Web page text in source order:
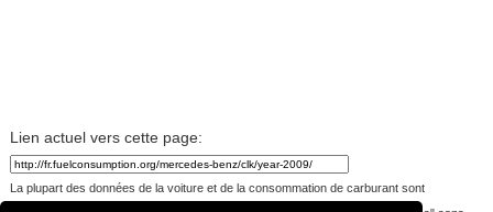
Lien actuel vers cette page:
La plupart des données de la voiture et de la consommation de carburant sont